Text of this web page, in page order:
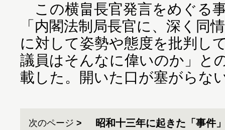
この横畠長官発言をめぐる
「内閣法制局長官に、深く同
に対して姿勢や態度を批判し
議員はそんなに偉いのか」と
載した。開いた口が塞がらな
次のページ 昭和十三年に起きた「事件